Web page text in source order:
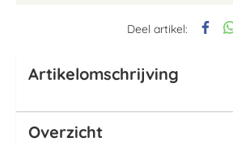
Deel artikel:
Artikelomschrijving
Overzicht